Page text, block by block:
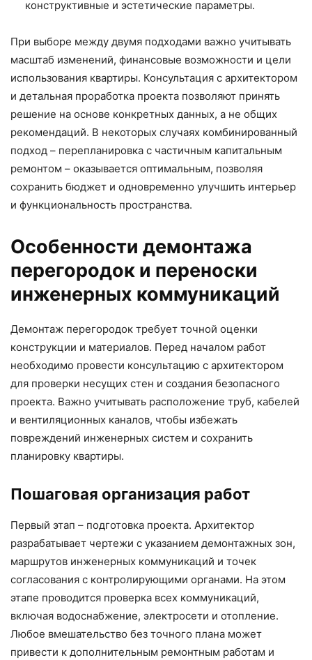
конструктивные и эстетические параметры.
При выборе между двумя подходами важно учитывать
масштаб изменений, финансовые возможности и цели
использования квартиры. Консультация с архитектором
и детальная проработка проекта позволяют принять
решение на основе конкретных данных, а не общих
рекомендаций. В некоторых случаях комбинированный
подход – перепланировка с частичным капитальным
ремонтом – оказывается оптимальным, позволяя
сохранить бюджет и одновременно улучшить интерьер
и функциональность пространства.
Особенности демонтажа
перегородок и переноски
инженерных коммуникаций
Демонтаж перегородок требует точной оценки
конструкции и материалов. Перед началом работ
необходимо провести консультацию с архитектором
для проверки несущих стен и создания безопасного
проекта. Важно учитывать расположение труб, кабелей
и вентиляционных каналов, чтобы избежать
повреждений инженерных систем и сохранить
планировку квартиры.
Пошаговая организация работ
Первый этап – подготовка проекта. Архитектор
разрабатывает чертежи с указанием демонтажных зон,
маршрутов инженерных коммуникаций и точек
согласования с контролирующими органами. На этом
этапе проводится проверка всех коммуникаций,
включая водоснабжение, электросети и отопление.
Любое вмешательство без точного плана может
привести к дополнительным ремонтным работам и